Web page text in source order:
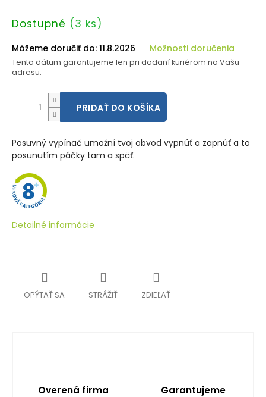
Jednotková
Dostupné (3 ks)
Môžeme doručiť do: 11.8.2026 Možnosti doručenia
Tento dátum garantujeme len pri dodaní kuriérom na Vašu
adresu.
PRIDAŤ DO KOŠÍKA
Posuvný vypínač umožní tvoj obvod vypnúť a zapnúť a to
posunutím páčky tam a späť.
Detailné informácie
OPÝTAŤ SA STRÁŽIŤ ZDIEĽAŤ
Overená firma Garantujeme